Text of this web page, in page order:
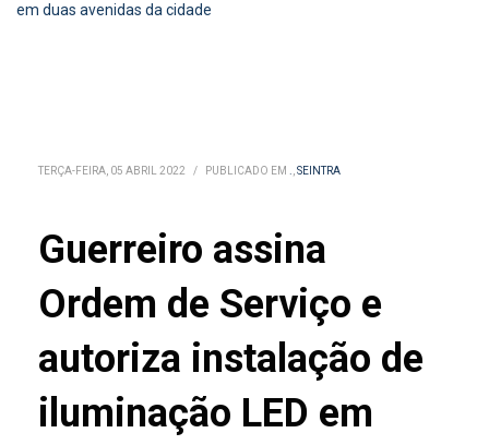
em duas avenidas da cidade
TERÇA-FEIRA, 05 ABRIL 2022 / PUBLICADO EM .,SEINTRA
Guerreiro assina
Ordem de Serviço e
autoriza instalação de
iluminação LED em